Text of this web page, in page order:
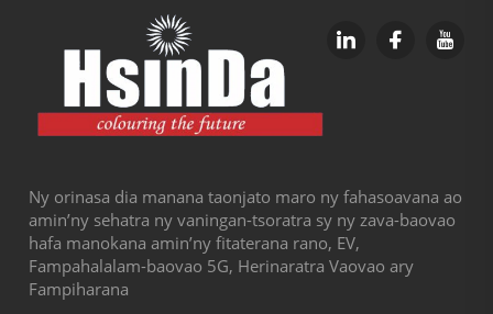
Ny orinasa dia manana taonjato maro ny fahasoavana ao
amin’ny sehatra ny vaningan-tsoratra sy ny zava-baovao
hafa manokana amin’ny fitaterana rano, EV,
Fampahalalam-baovao 5G, Herinaratra Vaovao ary
Fampiharana